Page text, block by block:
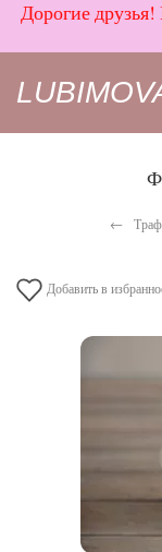
Дорогие
Добавить в